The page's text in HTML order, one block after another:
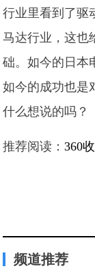
行业里看到了驱
马达行业，这也
础。如今的日本
如今的成功也是
什么想说的吗？
推荐阅读：360
频道推荐